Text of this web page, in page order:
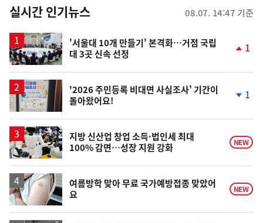
뉴
스
실시간 인기뉴스 08.07. 14:47 기준
'서울대 10개 만들기' 본격화…거점 국립
대 3곳 신속 선정
상
1
'2026 주민등록 비대면 사실조사' 기간이
돌아왔어요!
하
락
1
지방 신산업 창업 소득·법인세 최대
100% 감면…성장 지원 강화
NEW
여름방학 맞아 무료 국가예방접종 맞았어
요
NEW